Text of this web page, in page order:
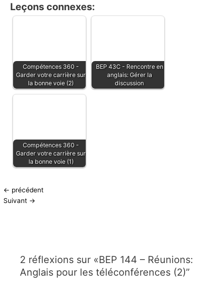
Leçons connexes:
Compétences 360 -
Garder votre carrière sur
la bonne voie (2)
BEP 43C - Rencontre en
anglais: Gérer la
discussion
Compétences 360 -
Garder votre carrière sur
la bonne voie (1)
← précédent
Suivant →
2 réflexions sur «BEP 144 – Réunions:
Anglais pour les téléconférences (2)”